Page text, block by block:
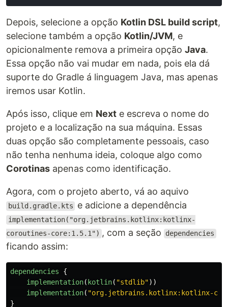
Depois, selecione a opção Kotlin DSL build script,
selecione também a opção Kotlin/JVM, e
opicionalmente remova a primeira opção Java.
Essa opção não vai mudar em nada, pois ela dá
suporte do Gradle á linguagem Java, mas apenas
iremos usar Kotlin.
Após isso, clique em Next e escreva o nome do
projeto e a localização na sua máquina. Essas
duas opção são completamente pessoais, caso
não tenha nenhuma ideia, coloque algo como
Corotinas apenas como identificação.
Agora, com o projeto aberto, vá ao aquivo
build.gradle.kts e adicione a dependência
implementation("org.jetbrains.kotlinx:kotlinx-
coroutines-core:1.5.1") , com a seção dependencies
ficando assim:
dependencies
{
implementation( kotlin( "stdlib"))
implementation( "org.jetbrains.kotlinx:kotlinx-
}